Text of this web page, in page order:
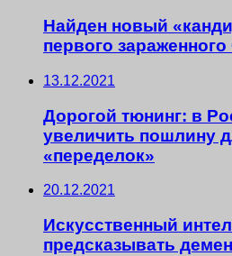
Найден новый
первого зараженного
13.12.2021
Дорогой тюнинг: в
увеличить пошлину
«переделок»
20.12.2021
Искусственный
предсказывать